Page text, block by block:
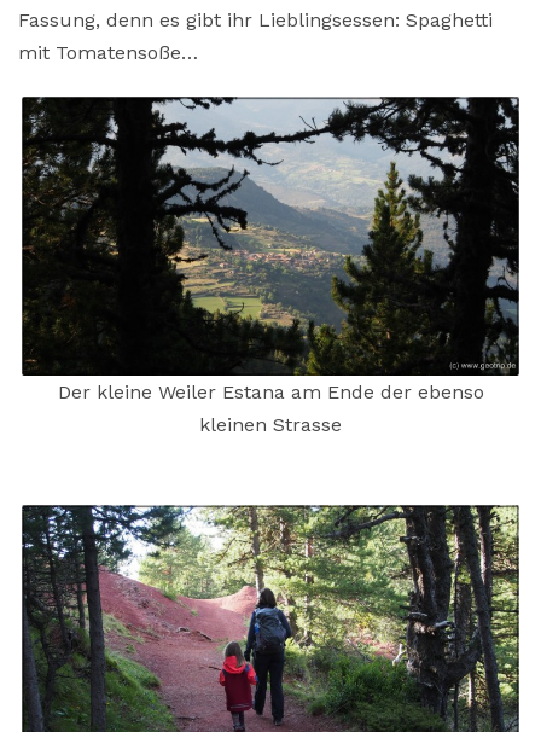
Fassung, denn es gibt ihr Lieblingsessen: Spaghetti
mit Tomatensoße…
Der kleine Weiler Estana am Ende der ebenso
kleinen Strasse